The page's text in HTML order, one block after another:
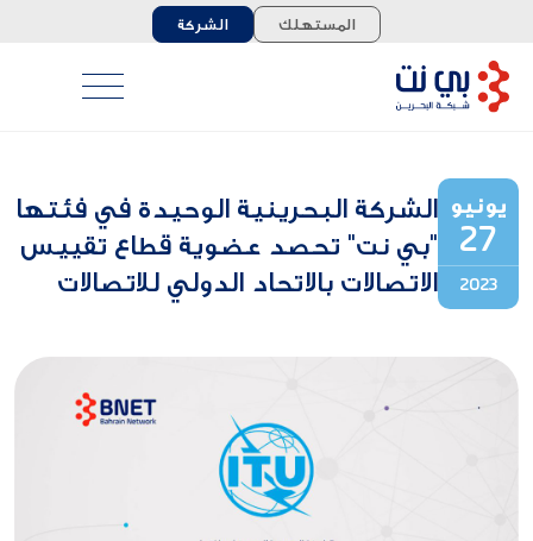
المستهلك الشركة
يونيو
27
2023
الشركة البحرينية الوحيدة في فئتها
"بي نت" تحصد عضوية قطاع تقييس
الاتصالات بالاتحاد الدولي للاتصالات